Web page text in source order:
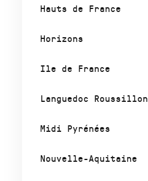
Hauts de France
Horizons
Ile de France
Languedoc Roussillon
Midi Pyrénées
Nouvelle-Aquitaine